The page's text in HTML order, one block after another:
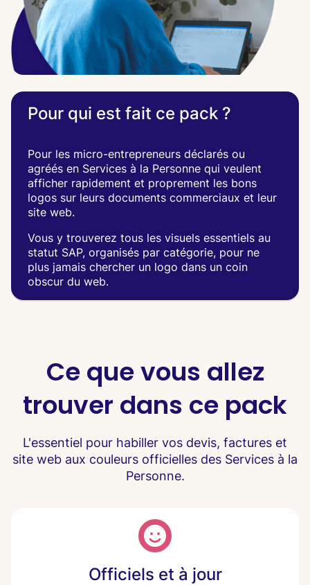
Pour qui est fait ce pack ?
Pour les micro-entrepreneurs déclarés ou
agréés en Services à la Personne qui veulent
afficher rapidement et proprement les bons
logos sur leurs documents commerciaux et leur
site web.
Vous y trouverez tous les visuels essentiels au
statut SAP, organisés par catégorie, pour ne
plus jamais chercher un logo dans un coin
obscur du web.
Ce que vous allez
trouver dans ce pack
L'essentiel pour habiller vos devis, factures et
site web aux couleurs officielles des Services à la
Personne.
Officiels et à jour